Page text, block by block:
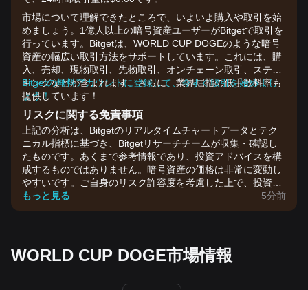
市場について理解できたところで、いよいよ購入や取引を始
めましょう。1億人以上の暗号資産ユーザーがBitgetで取引を
行っています。Bitgetは、WORLD CUP DOGEのような暗号
資産の幅広い取引方法をサポートしています。これには、購
入、売却、現物取引、先物取引、オンチェーン取引、ステー
キングなどが含まれます。さらに、業界屈指の低手数料率も
提供しています！
Bitgetの無料アカウントに登録して、今すぐ取引を始めまし
ょう！
リスクに関する免責事項
上記の分析は、Bitgetのリアルタイムチャートデータとテク
ニカル指標に基づき、Bitgetリサーチチームが収集・確認し
たものです。あくまで参考情報であり、投資アドバイスを構
成するものではありません。暗号資産の価格は非常に変動し
やすいです。ご自身のリスク許容度を考慮した上で、投資判
断を行ってください。
もっと見る 5分前
WORLD CUP DOGE市場情報